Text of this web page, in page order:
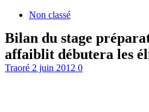
Non classé
Bilan du stage
affaiblit débutera les
Traoré 2 juin 2012 0